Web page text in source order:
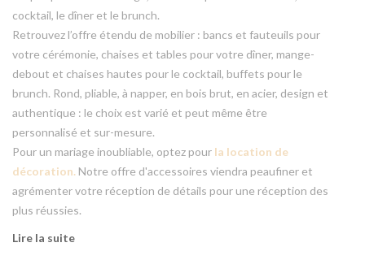
cocktail, le dîner et le brunch.
Retrouvez l’offre étendu de mobilier : bancs et fauteuils pour
votre cérémonie, chaises et tables pour votre dîner, mange-
debout et chaises hautes pour le cocktail, buffets pour le
brunch. Rond, pliable, à napper, en bois brut, en acier, design et
authentique : le choix est varié et peut même être
personnalisé et sur-mesure.
Pour un mariage inoubliable, optez pour la location de
décoration. Notre offre d'accessoires viendra peaufiner et
agrémenter votre réception de détails pour une réception des
plus réussies.
Lire la suite